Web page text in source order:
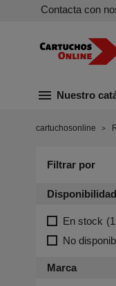
Contacta con
menu Nuestro
cartuchosonline
Filtrar por
Disponibilidad
En stock
No
Marca